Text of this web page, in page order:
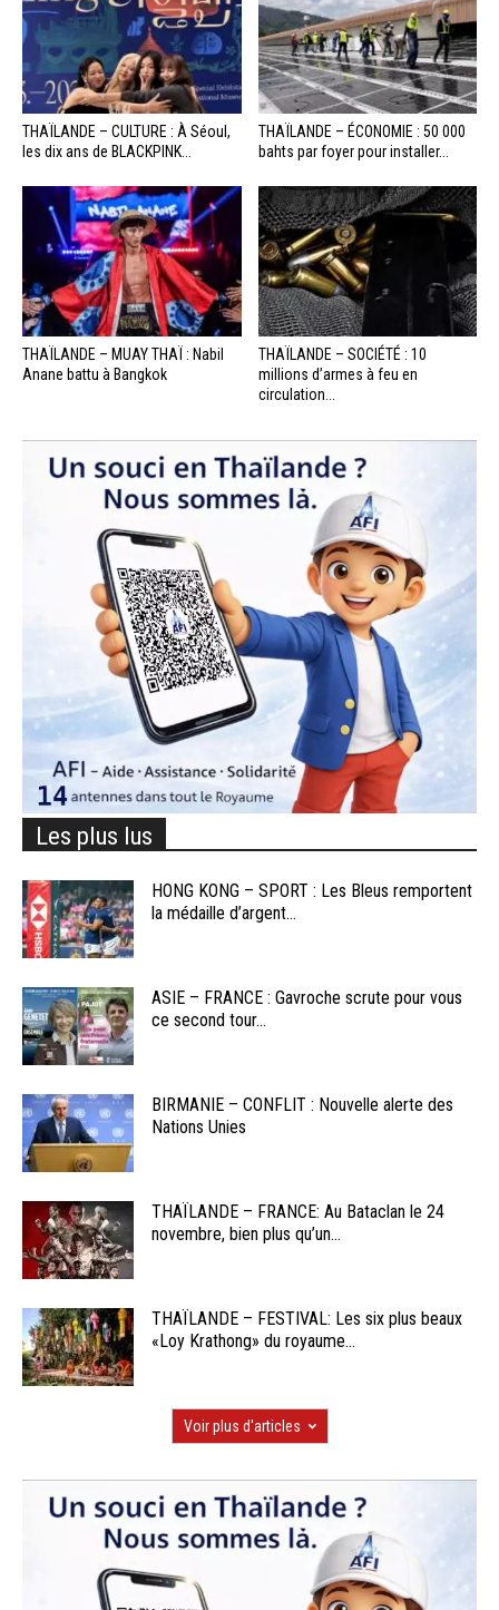
THAÏLANDE – CULTURE : À Séoul,
les dix ans de BLACKPINK...
THAÏLANDE – ÉCONOMIE : 50 000
bahts par foyer pour installer...
THAÏLANDE – MUAY THAÏ : Nabil
Anane battu à Bangkok
THAÏLANDE – SOCIÉTÉ : 10
millions d’armes à feu en
circulation...
Les plus lus
HONG KONG – SPORT : Les Bleus remportent
la médaille d’argent...
ASIE – FRANCE : Gavroche scrute pour vous
ce second tour...
BIRMANIE – CONFLIT : Nouvelle alerte des
Nations Unies
THAÏLANDE – FRANCE: Au Bataclan le 24
novembre, bien plus qu’un...
THAÏLANDE – FESTIVAL: Les six plus beaux
«Loy Krathong» du royaume...
Voir plus d'articles